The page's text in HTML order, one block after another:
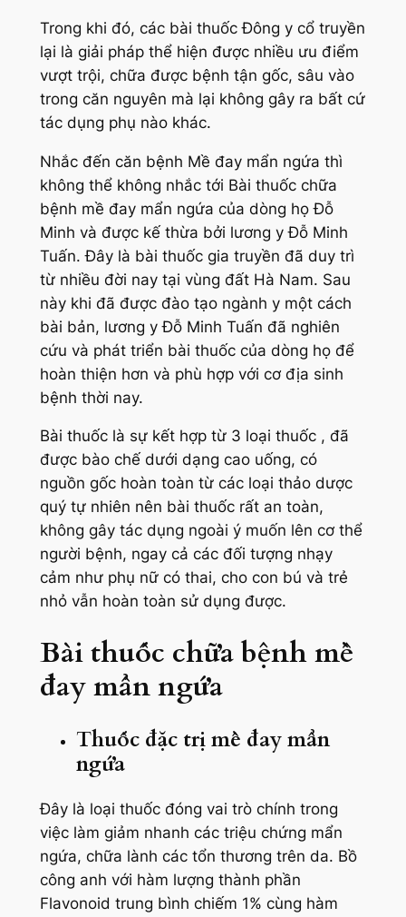
Trong khi đó, các bài thuốc Đông y cổ truyền
lại là giải pháp thể hiện được nhiều ưu điểm
vượt trội, chữa được bệnh tận gốc, sâu vào
trong căn nguyên mà lại không gây ra bất cứ
tác dụng phụ nào khác.
Nhắc đến căn bệnh Mề đay mẩn ngứa thì
không thể không nhắc tới Bài thuốc chữa
bệnh mề đay mẩn ngứa của dòng họ Đỗ
Minh và được kế thừa bởi lương y Đỗ Minh
Tuấn. Đây là bài thuốc gia truyền đã duy trì
từ nhiều đời nay tại vùng đất Hà Nam. Sau
này khi đã được đào tạo ngành y một cách
bài bản, lương y Đỗ Minh Tuấn đã nghiên
cứu và phát triển bài thuốc của dòng họ để
hoàn thiện hơn và phù hợp với cơ địa sinh
bệnh thời nay.
Bài thuốc là sự kết hợp từ 3 loại thuốc , đã
được bào chế dưới dạng cao uống, có
nguồn gốc hoàn toàn từ các loại thảo dược
quý tự nhiên nên bài thuốc rất an toàn,
không gây tác dụng ngoài ý muốn lên cơ thể
người bệnh, ngay cả các đối tượng nhạy
cảm như phụ nữ có thai, cho con bú và trẻ
nhỏ vẫn hoàn toàn sử dụng được.
Bài thuốc chữa bệnh mề
đay mẩn ngứa
Thuốc đặc trị mề đay mẩn
ngứa
Đây là loại thuốc đóng vai trò chính trong
việc làm giảm nhanh các triệu chứng mẩn
ngứa, chữa lành các tổn thương trên da. Bồ
công anh với hàm lượng thành phần
Flavonoid trung bình chiếm 1% cùng hàm